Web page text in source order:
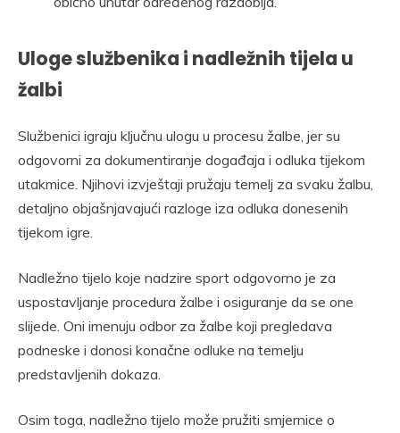
Uloge službenika i nadležnih tijela u
žalbi
Službenici igraju ključnu ulogu u procesu žalbe, jer su
odgovorni za dokumentiranje događaja i odluka tijekom
utakmice. Njihovi izvještaji pružaju temelj za svaku žalbu,
detaljno objašnjavajući razloge iza odluka donesenih
tijekom igre.
Nadležno tijelo koje nadzire sport odgovorno je za
uspostavljanje procedura žalbe i osiguranje da se one
slijede. Oni imenuju odbor za žalbe koji pregledava
podneske i donosi konačne odluke na temelju
predstavljenih dokaza.
Osim toga, nadležno tijelo može pružiti smjernice o